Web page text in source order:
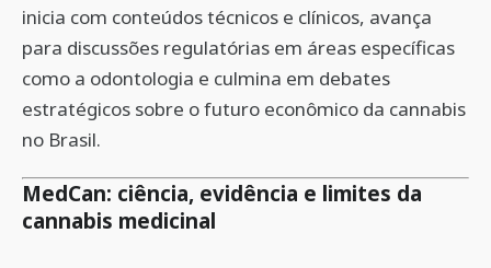
inicia com conteúdos técnicos e clínicos, avança
para discussões regulatórias em áreas específicas
como a odontologia e culmina em debates
estratégicos sobre o futuro econômico da cannabis
no Brasil.
MedCan: ciência, evidência e limites da
cannabis medicinal